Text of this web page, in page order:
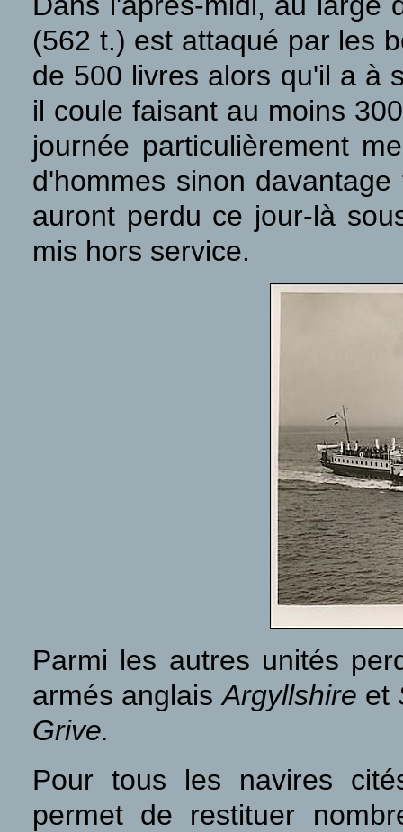
(562 t.) est attaqué par les
de 500 livres alors qu'il a à
il coule faisant au moins
journée particulièrement
d'hommes sinon
auront perdu ce jour-là
mis hors service.
Parmi les autres unités
armés anglaisArgyllshire et
Grive.
Pour tous les navires
permet de restituer